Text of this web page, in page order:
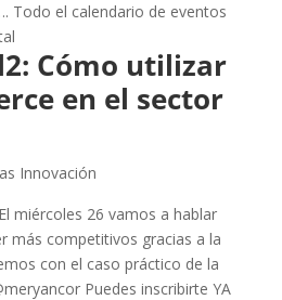
Todo el calendario de eventos
Cómo utilizar
en el sector
Innovación
miércoles 26 vamos a hablar
más competitivos gracias a la
con el caso práctico de la
Puedes inscribirte YA